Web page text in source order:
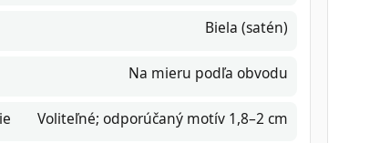
Biela (satén)
Na mieru podľa obvodu
Voliteľné; odporúčaný motív 1,8–2 cm